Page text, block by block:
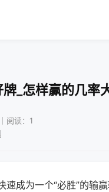
_怎样赢的几率
阅读：1
成为一个“必胜”的输